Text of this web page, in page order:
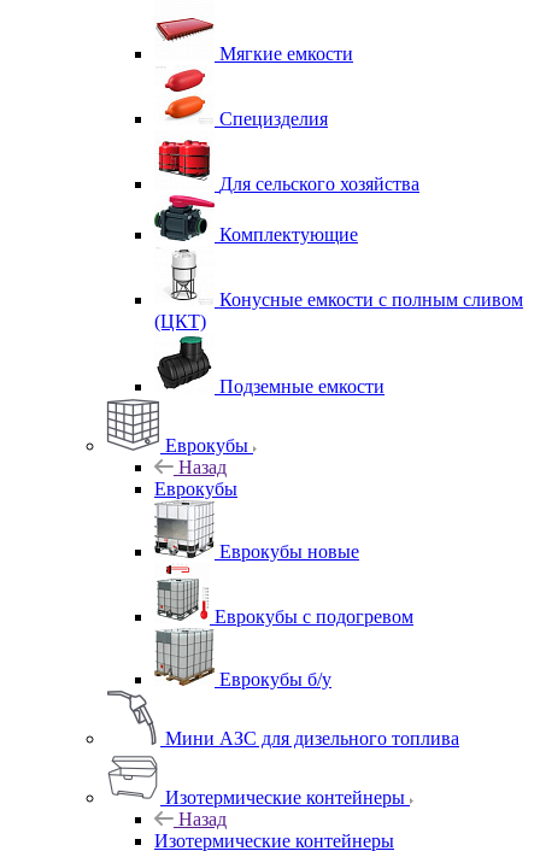
Мягкие емкости
Специзделия
Для сельского хозяйства
Комплектующие
Конусные емкости с полным сливом
(ЦКТ)
Подземные емкости
Еврокубы
Назад
Еврокубы
Еврокубы новые
Еврокубы с подогревом
Еврокубы б/у
Мини АЗС для дизельного топлива
Изотермические контейнеры
Назад
Изотермические контейнеры